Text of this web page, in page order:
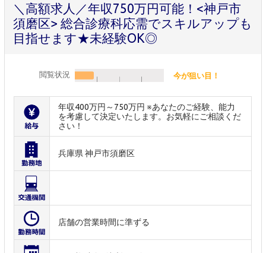
＼高額求人／年収750万円可能！<神戸市
須磨区> 総合診療科応需でスキルアップも
目指せます★未経験OK◎
閲覧状況 今が狙い目！
年収400万円～750万円 ※あなたのご経験、能力
を考慮して決定いたします。お気軽にご相談くだ
さい！
兵庫県 神戸市須磨区
店舗の営業時間に準ずる